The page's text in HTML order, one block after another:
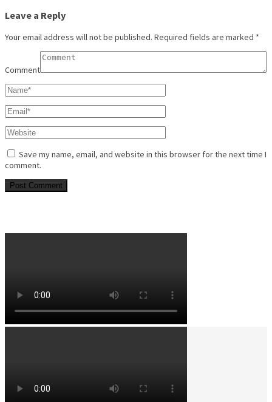
Leave a Reply
Your email address will not be published. Required fields are marked *
Comment
Save my name, email, and website in this browser for the next time I
comment.